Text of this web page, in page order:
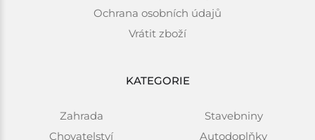
Ochrana osobních údajů
Vrátit zboží
KATEGORIE
Zahrada
Chovatelství
Stavebniny
Autodoplňky